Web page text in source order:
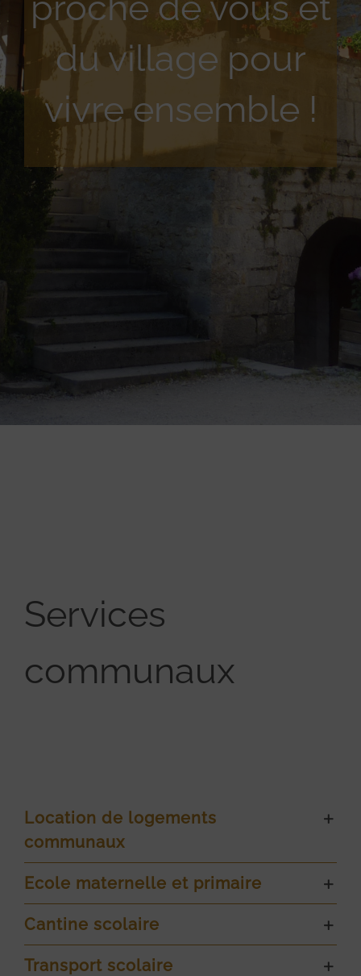
du village pour
vivre ensemble !
Services
communaux
Location de logements
communaux
Ecole maternelle et primaire
Cantine scolaire
Transport scolaire